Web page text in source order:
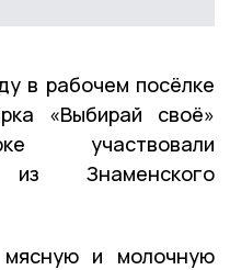
в рабочем посёлке
«Выбирай своё»
из Знаменского
и молочную